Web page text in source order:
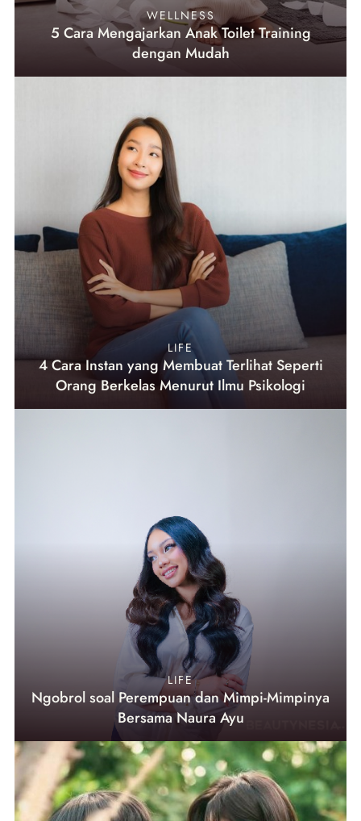
WELLNESS
5 Cara Mengajarkan Anak Toilet Training
dengan Mudah
LIFE
4 Cara Instan yang Membuat Terlihat Seperti
Orang Berkelas Menurut Ilmu Psikologi
LIFE
Ngobrol soal Perempuan dan Mimpi-Mimpinya
Bersama Naura Ayu